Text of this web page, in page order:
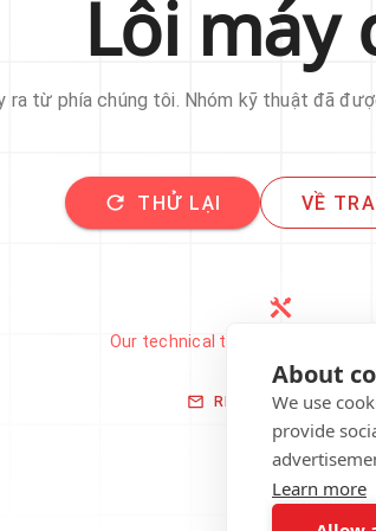
About
We use
provide
Learn more
Lỗi máy
ra từ phía chúng tôi. Nhóm kỹ thuật đã
THỬ LẠI VỀ
Our technical team has been
notified.
REPORT THIS ISSUE